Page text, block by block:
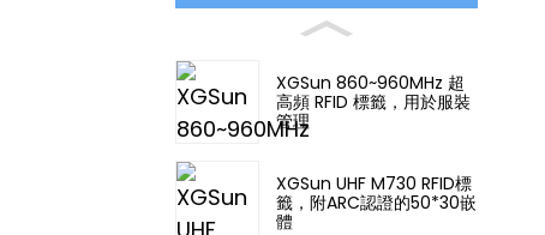
XGSun 860~960MHz 超
高頻 RFID 標籤，用於服裝
管理
XGSun UHF M730 RFID標
籤，附ARC認證的50*30嵌
體